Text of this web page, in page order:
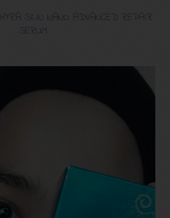
SKIN NANO ADVANCED REPAIR
SERUM